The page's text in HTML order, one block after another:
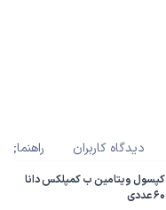
دیدگاه کاربران راهنمای
کپسول ویتامین ب کمپلکس دانا
60 عددی